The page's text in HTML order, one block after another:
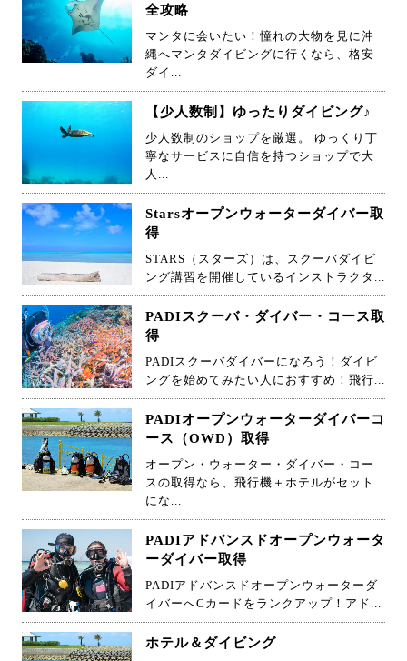
全攻略
マンタに会いたい！憧れの大物を見に沖
縄へマンタダイビングに行くなら、格安
ダイ...
【少人数制】ゆったりダイビング♪
少人数制のショップを厳選。 ゆっくり丁
寧なサービスに自信を持つショップで大
人...
Starsオープンウォーターダイバー取
得
STARS（スターズ）は、スクーバダイビ
ング講習を開催しているインストラクタ...
PADIスクーバ・ダイバー・コース取
得
PADIスクーバダイバーになろう！ダイビ
ングを始めてみたい人におすすめ！飛行...
PADIオープンウォーターダイバーコ
ース（OWD）取得
オープン・ウォーター・ダイバー・コー
スの取得なら、飛行機＋ホテルがセット
にな...
PADIアドバンスドオープンウォータ
ーダイバー取得
PADIアドバンスドオープンウォーターダ
イバーへCカードをランクアップ！アド...
ホテル＆ダイビング